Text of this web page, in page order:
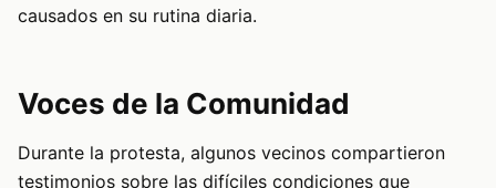
causados en su rutina diaria.
Voces de la Comunidad
Durante la protesta, algunos vecinos compartieron
testimonios sobre las difíciles condiciones que